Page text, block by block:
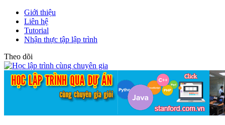
Giới thiệu
Liên hệ
Tutorial
Nhận thực tập lập trình
Theo dõi